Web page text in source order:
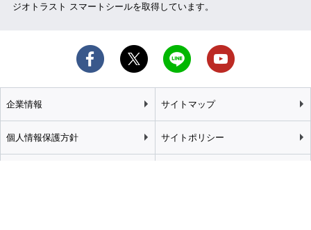
ジオトラスト スマートシールを取得しています。
企業情報 サイトマップ
個人情報保護方針 サイトポリシー